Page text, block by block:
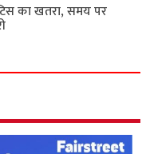
का खतरा, समय पर